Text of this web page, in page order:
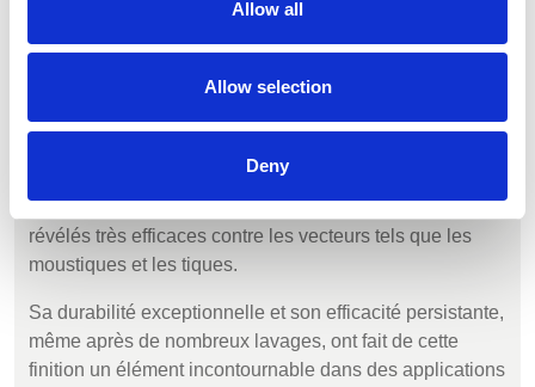
Allow all
Allow selection
Deny
Protection contre les vecteurs Actigard®
Appliqué sur le tissu, le traitement Actigard® contient
des principes actifs à action prolongée qui se sont
révélés très efficaces contre les vecteurs tels que les
moustiques et les tiques.
Sa durabilité exceptionnelle et son efficacité persistante,
même après de nombreux lavages, ont fait de cette
finition un élément incontournable dans des applications